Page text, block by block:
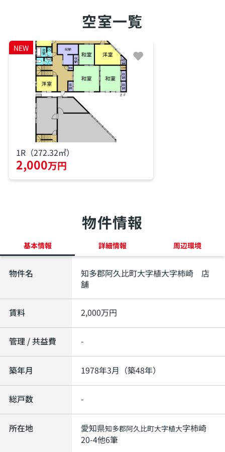
空室一覧
NEW
1R（272.32㎡）
2,000万円
物件情報
基本情報 詳細情報 周辺環境
物件名
知多郡阿久比町大字植大字柿崎 店
舗
賃料 2,000万円
管理 / 共益費 -
築年月 1978年3月（築48年）
総戸数 -
所在地 愛知県知多郡阿久比町大字植大字柿崎
20-4他6筆